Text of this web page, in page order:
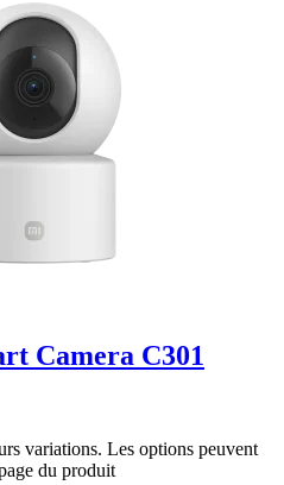
Camera C301
variations. Les options peuvent
du produit